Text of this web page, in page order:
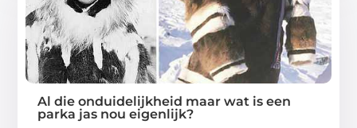
Al die onduidelijkheid maar wat is een
parka jas nou eigenlijk?